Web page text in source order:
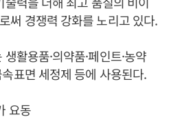
써 경쟁력 강화를 노리고 있다.
활용품·의약품·페인트·농약
표면 세정제 등에 사용된다.
요동